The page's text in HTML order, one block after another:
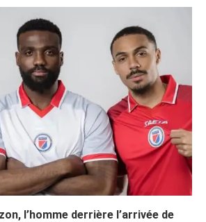
l’homme derrière l’arrivée de